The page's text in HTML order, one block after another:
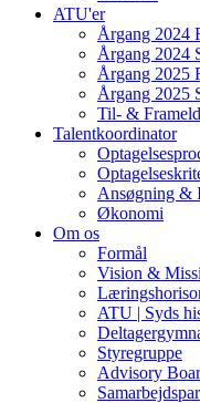
ATU'er
Årgang 2024
Årgang 2024
Årgang 2025
Årgang 2025
Til- &
Talentkoordinator
Ansøgning &
Økonomi
Om os
Formål
Vision &
ATU | Syds
Styregruppe
Advisory